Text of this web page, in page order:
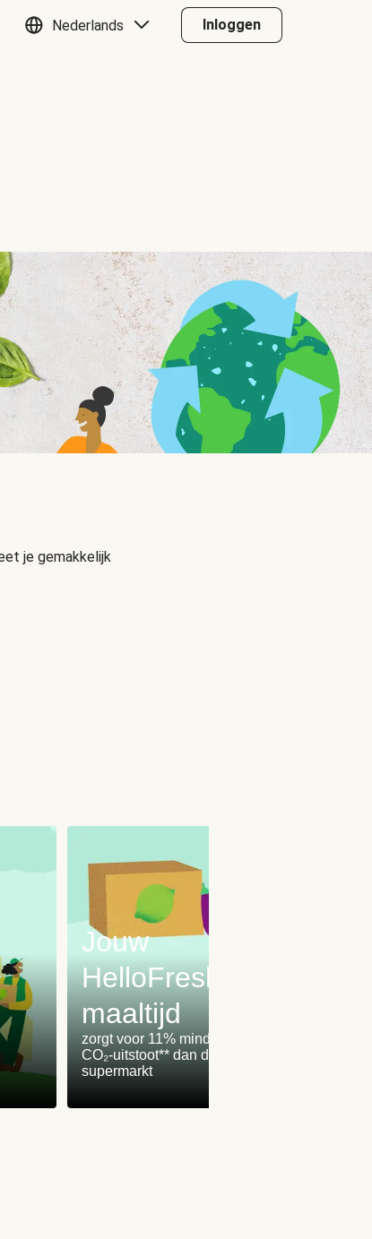
Nederlands Inloggen
je gemakkelijk
Jouw
HelloFresh-
maaltijd
zorgt voor 11% minder
CO₂-uitstoot** dan de
supermarkt